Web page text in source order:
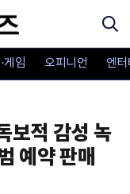
게임 오피니언 엔
보적 감성 녹
예약 판매